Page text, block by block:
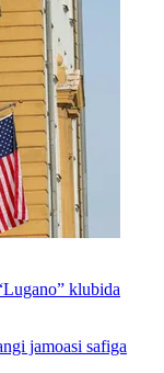
klubida
jamoasi safiga